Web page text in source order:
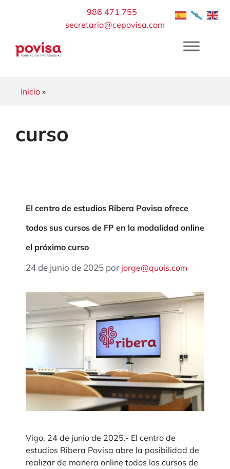
986 471 755
secretaria@cepovisa.com
Inicio »
curso
El centro de estudios Ribera Povisa ofrece
todos sus cursos de FP en la modalidad online
el próximo curso
24 de junio de 2025 por jorge@quois.com
Vigo, 24 de junio de 2025.- El centro de
estudios Ribera Povisa abre la posibilidad de
realizar de manera online todos los cursos de